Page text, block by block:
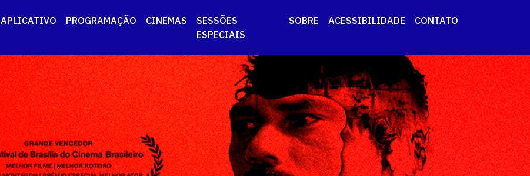
APLICATIVO PROGRAMAÇÃO CINEMAS
SESSÕES
ESPECIAIS
SOBRE ACESSIBILIDADE CONTATO